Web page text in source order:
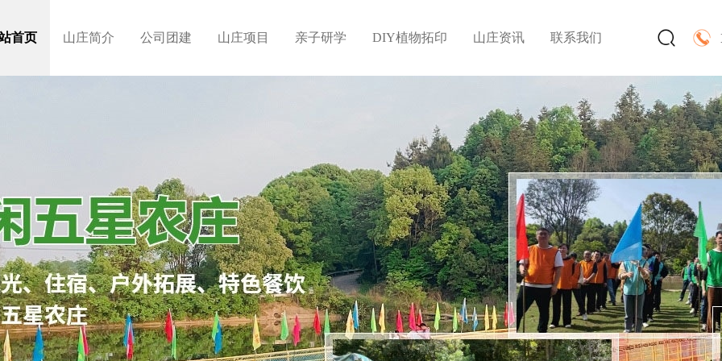
首页 山庄简介 公司团建 山庄项目 亲子研学 DIY植物拓印 山庄资讯 联系我们